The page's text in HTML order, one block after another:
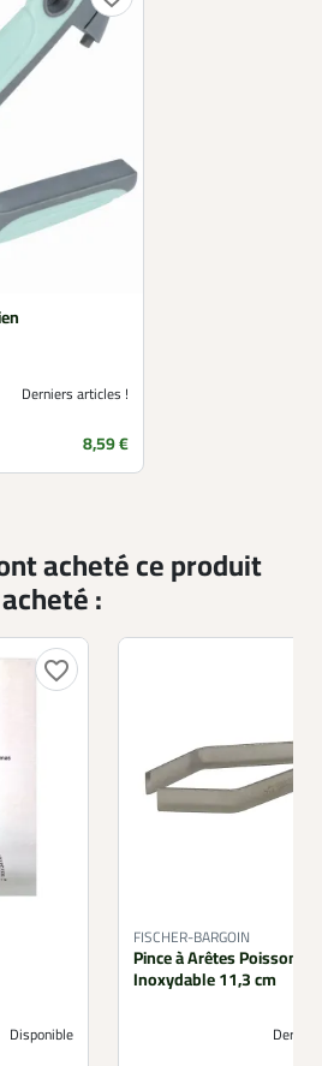
Derniers articles !
Prix
8,59 €
acheté ce produit
:
favorite_border
Disponible
FISCHER-BARGOIN
Pince à Arêtes Poisson
Inoxydable 11,3 cm